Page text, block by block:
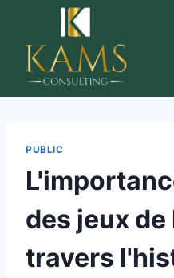
PUBLIC
des jeux de
travers